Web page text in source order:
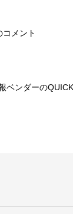
メント
ベンダーの